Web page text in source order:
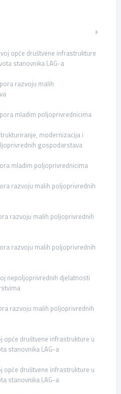
opće društvene infrastrukture
stanovnika LAG-a
razvoju malih
mladim poljoprivrednicima
modernizacija i
gospodarstava
mladim poljoprivrednicima
razvoju malih poljoprivrednih
razvoju malih poljoprivrednih
razvoju malih poljoprivrednih
nepoljoprivrednih djelatnosti
razvoju malih poljoprivrednih
opće društvene infrastrukture u
stanovnika LAG-a
opće društvene infrastrukture u
stanovnika LAG-a